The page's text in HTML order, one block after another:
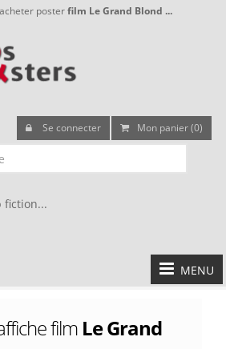
posterfilm Le Grand Blond ...
Se connecter Mon panier (0)
fiction...
MENU
film Le Grand